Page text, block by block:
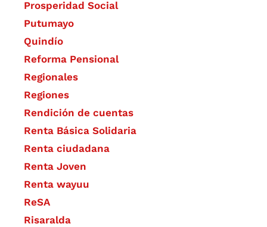
Prosperidad Social
Putumayo
Quindío
Reforma Pensional
Regionales
Regiones
Rendición de cuentas
Renta Básica Solidaria
Renta ciudadana
Renta Joven
Renta wayuu
ReSA
Risaralda